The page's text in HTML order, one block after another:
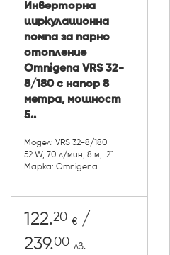
Инверторна
циркулационна
помпа за парно
отопление
Omnigena VRS 32-
8/180 с напор 8
метра, мощност
5..
Модел: VRS 32-8/180
52 W, 70 л/мин, 8 м, 2"
Марка: Omnigena
122.20 € /
239.00 лв.